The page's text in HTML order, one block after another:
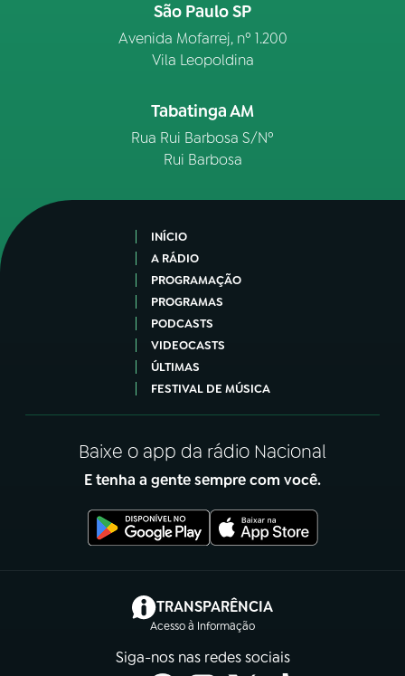
São Paulo SP
Avenida Mofarrej, nº 1.200
Vila Leopoldina
Tabatinga AM
Rua Rui Barbosa S/Nº
Rui Barbosa
INÍCIO
A RÁDIO
PROGRAMAÇÃO
PROGRAMAS
PODCASTS
VIDEOCASTS
ÚLTIMAS
FESTIVAL DE MÚSICA
Baixe o app da rádio Nacional
E tenha a gente sempre com você.
TRANSPARÊNCIA
Acesso à Informação
(abre em nova aba)
Siga-nos nas redes sociais